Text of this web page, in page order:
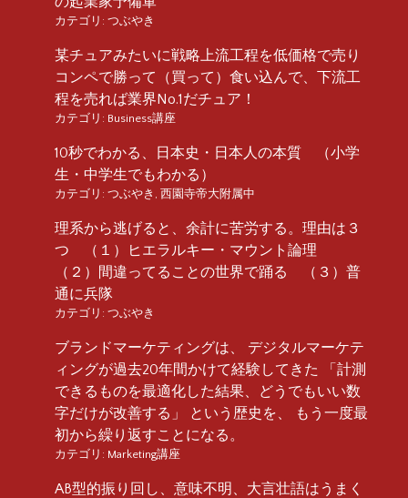
カテゴリ: つぶやき
某チュアみたいに戦略上流工程を低価格で売り
コンペで勝って（買って）食い込んで、下流工
程を売れば業界No.1だチュア！
カテゴリ: Business講座
10秒でわかる、日本史・日本人の本質 （小学
生・中学生でもわかる）
カテゴリ: つぶやき 西園寺帝大附属中
理系から逃げると、余計に苦労する。理由は３
つ （１）ヒエラルキー・マウント論理
（２）間違ってることの世界で踊る （３）普
通に兵隊
カテゴリ: つぶやき
ブランドマーケティングは、 デジタルマーケテ
ィングが過去20年間かけて経験してきた 「計測
できるものを最適化した結果、どうでもいい数
字だけが改善する」 という歴史を、 もう一度最
初から繰り返すことになる。
カテゴリ: Marketing講座
AB型的振り回し、意味不明、大言壮語はうまく